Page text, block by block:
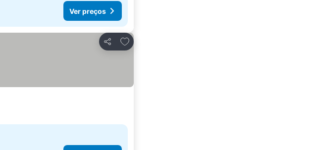
Ver preços
Partilhar
Adicionar aos favoritos